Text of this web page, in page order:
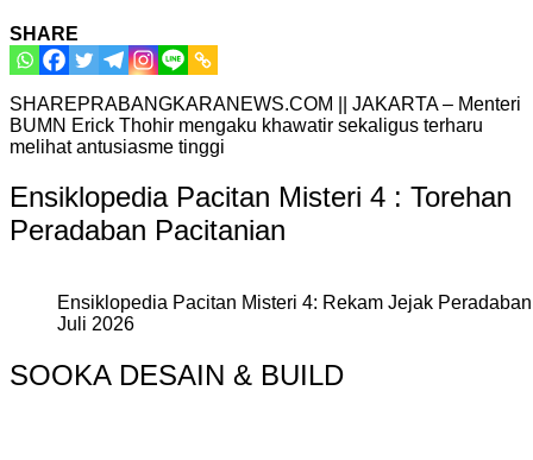
SHARE
SHAREPRABANGKARANEWS.COM || JAKARTA – Menteri
BUMN Erick Thohir mengaku khawatir sekaligus terharu
melihat antusiasme tinggi
Ensiklopedia Pacitan Misteri 4 : Torehan
Peradaban Pacitanian
Ensiklopedia Pacitan Misteri 4: Rekam Jejak
Juli 2026
SOOKA DESAIN & BUILD